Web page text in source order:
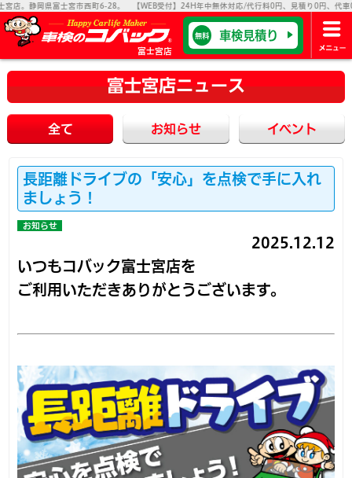
岡県富士宮市西町6-28。 【WEB受付】24H年中無休対応/代行料0円、見積り0円、代車0円【
富士宮店
無料 車検見積り
富士宮店ニュース
全て お知らせ イベント
長距離ドライブの「安心」を点検で手に入れ
ましょう！
お知らせ
2025.12.12
いつもコバック富士宮店を
ご利用いただきありがとうございます。